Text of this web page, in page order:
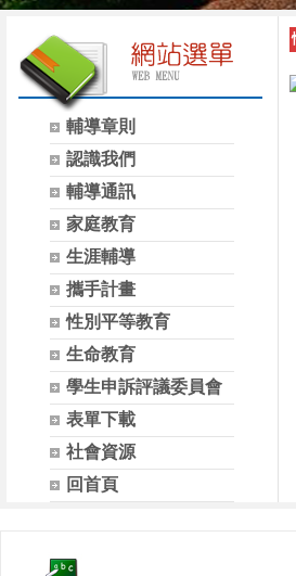
輔導章則
認識我們
輔導通訊
家庭教育
生涯輔導
攜手計畫
性別平等教育
生命教育
學生申訴評議委員會
表單下載
社會資源
回首頁